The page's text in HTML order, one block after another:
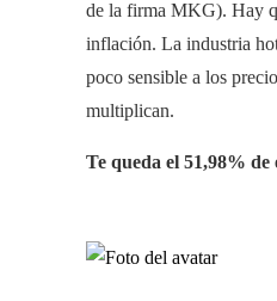
de la firma MKG). Hay
inflación. La industria
poco sensible a los
multiplican.
Te queda el 51,98%